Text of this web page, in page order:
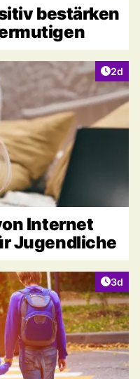
bestärken
2d
Internet
Jugendliche
3d